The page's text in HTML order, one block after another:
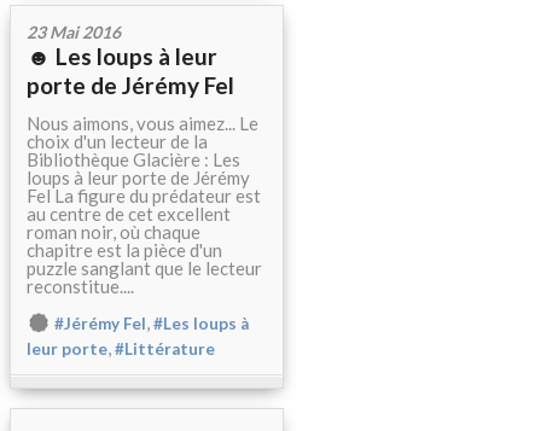
23 Mai 2016
☻ Les loups à leur
porte de Jérémy Fel
Nous aimons, vous aimez... Le
choix d'un lecteur de la
Bibliothèque Glacière : Les
loups à leur porte de Jérémy
Fel La figure du prédateur est
au centre de cet excellent
roman noir, où chaque
chapitre est la pièce d'un
puzzle sanglant que le lecteur
reconstitue....
#Jérémy Fel,#Les loups à
leur porte,#Littérature